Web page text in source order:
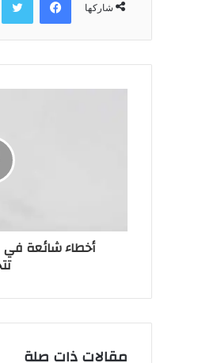
شاركها
أخطاء شائعة
مقالات ذات صلة